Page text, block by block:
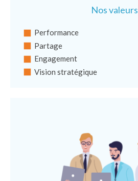
Nos valeurs
Performance
Partage
Engagement
Vision stratégique